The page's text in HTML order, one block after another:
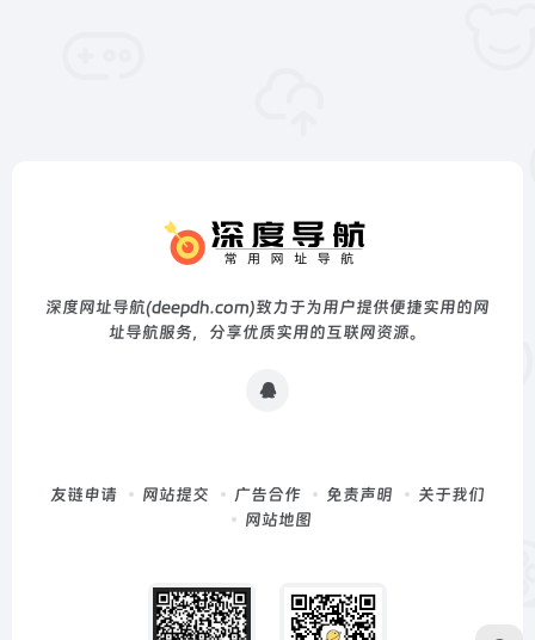
深度网址导航(deepdh.com)致力于为用户提供便捷实用的网
址导航服务，分享优质实用的互联网资源。
友链申请 网站提交 广告合作 免责声明
关于我们
网站地图